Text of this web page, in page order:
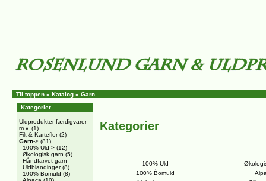
Til toppen » Katalog » Garn
Kategorier
Uldprodukter færdigvarer
m.v. (1)
Filt & Karteflor(2)
Garn-> (81)
100% Uld-> (12)
Økologisk garn (5)
Håndfarvet garn
Uldblandinger(8)
100% Bomuld (8)
Kategorier
100% Uld
100% Bomuld